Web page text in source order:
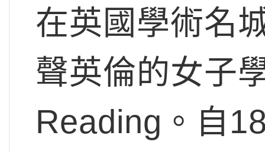
在英國學術名
聲英倫的女子
Reading。自